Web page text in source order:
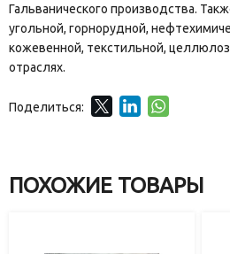
Гальванического производства.
угольной, горнорудной,
кожевенной, текстильной,
отраслях.
Поделиться:
ПОХОЖИЕ ТОВАРЫ